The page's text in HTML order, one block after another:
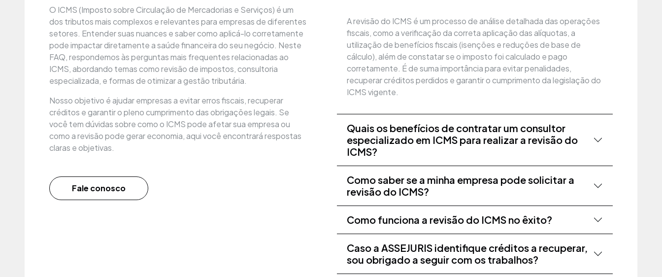
O ICMS (Imposto sobre Circulação de Mercadorias e Serviços) é um
dos tributos mais complexos e relevantes para empresas de diferentes
setores. Entender suas nuances e saber como aplicá-lo corretamente
pode impactar diretamente a saúde financeira do seu negócio. Neste
FAQ, respondemos às perguntas mais frequentes relacionadas ao
ICMS, abordando temas como revisão de impostos, consultoria
especializada, e formas de otimizar a gestão tributária.
Nosso objetivo é ajudar empresas a evitar erros fiscais, recuperar
créditos e garantir o pleno cumprimento das obrigações legais. Se
você tem dúvidas sobre como o ICMS pode afetar sua empresa ou
como a revisão pode gerar economia, aqui você encontrará respostas
claras e objetivas.
Fale conosco
A revisão do ICMS é um processo de análise detalhada das operações
fiscais, como a verificação da correta aplicação das alíquotas, a
utilização de benefícios fiscais (isenções e reduções de base de
cálculo), além de constatar se o imposto foi calculado e pago
corretamente. É de suma importância para evitar penalidades,
recuperar créditos perdidos e garantir o cumprimento da legislação do
ICMS vigente.
Quais os benefícios de contratar um consultor
especializado em ICMS para realizar a revisão do
ICMS?
Como saber se a minha empresa pode solicitar a
revisão do ICMS?
Como funciona a revisão do ICMS no êxito?
Caso a ASSEJURIS identifique créditos a recuperar,
sou obrigado a seguir com os trabalhos?